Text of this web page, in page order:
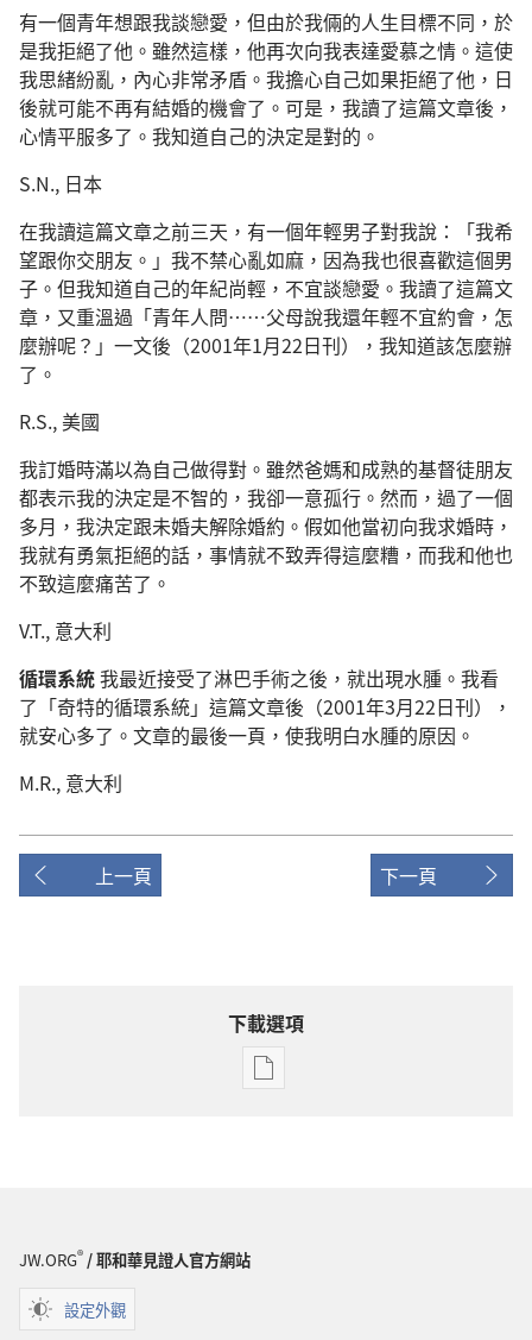
有一個青年想跟我談戀愛，但由於我倆的人生目標不同，於
是我拒絕了他。雖然這樣，他再次向我表達愛慕之情。這使
我思緒紛亂，內心非常矛盾。我擔心自己如果拒絕了他，日
後就可能不再有結婚的機會了。可是，我讀了這篇文章後，
心情平服多了。我知道自己的決定是對的。
S.N., 日本
在我讀這篇文章之前三天，有一個年輕男子對我說：「我希
望跟你交朋友。」我不禁心亂如麻，因為我也很喜歡這個男
子。但我知道自己的年紀尚輕，不宜談戀愛。我讀了這篇文
章，又重溫過「青年人問……父母說我還年輕不宜約會，怎
麼辦呢？」一文後（2001年1月22日刊），我知道該怎麼辦
了。
R.S., 美國
我訂婚時滿以為自己做得對。雖然爸媽和成熟的基督徒朋友
都表示我的決定是不智的，我卻一意孤行。然而，過了一個
多月，我決定跟未婚夫解除婚約。假如他當初向我求婚時，
我就有勇氣拒絕的話，事情就不致弄得這麼糟，而我和他也
不致這麼痛苦了。
V.T., 意大利
循環系統我最近接受了淋巴手術之後，就出現水腫。我看
了「奇特的循環系統」這篇文章後（2001年3月22日刊），
就安心多了。文章的最後一頁，使我明白水腫的原因。
M.R., 意大利
上一頁 下一頁
下載選項
出
JW.ORG®/ 耶和華見證人官方網站
設定外觀